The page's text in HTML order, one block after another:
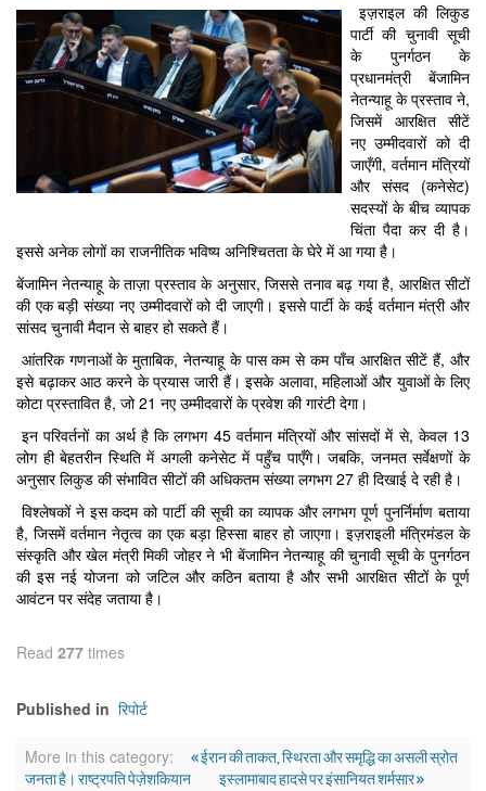
इज़राइल की लिकुड
पार्टी की चुनावी सूची
के पुनर्गठन के
प्रधानमंत्री बेंजामिन
नेतन्याहू के प्रस्ताव ने,
जिसमें आरक्षित सीटें
नए उम्मीदवारों को दी
जाएँगी, वर्तमान मंत्रियों
और संसद (कनेसेट)
सदस्यों के बीच व्यापक
चिंता पैदा कर दी है।
इससे अनेक लोगों का राजनीतिक भविष्य अनिश्चितता के घेरे में आ गया है।
बेंजामिन नेतन्याहू के ताज़ा प्रस्ताव के अनुसार, जिससे तनाव बढ़ गया है, आरक्षित सीटों
की एक बड़ी संख्या नए उम्मीदवारों को दी जाएगी। इससे पार्टी के कई वर्तमान मंत्री और
सांसद चुनावी मैदान से बाहर हो सकते हैं।
आंतरिक गणनाओं के मुताबिक, नेतन्याहू के पास कम से कम पाँच आरक्षित सीटें हैं, और
इसे बढ़ाकर आठ करने के प्रयास जारी हैं। इसके अलावा, महिलाओं और युवाओं के लिए
कोटा प्रस्तावित है, जो 21 नए उम्मीदवारों के प्रवेश की गारंटी देगा।
इन परिवर्तनों का अर्थ है कि लगभग 45 वर्तमान मंत्रियों और सांसदों में से, केवल 13
लोग ही बेहतरीन स्थिति में अगली कनेसेट में पहुँच पाएँगे। जबकि, जनमत सर्वेक्षणों के
अनुसार लिकुड की संभावित सीटों की अधिकतम संख्या लगभग 27 ही दिखाई दे रही है।
विश्लेषकों ने इस कदम को पार्टी की सूची का व्यापक और लगभग पूर्ण पुनर्निर्माण बताया
है, जिसमें वर्तमान नेतृत्व का एक बड़ा हिस्सा बाहर हो जाएगा। इज़राइली मंत्रिमंडल के
संस्कृति और खेल मंत्री मिकी जोहर ने भी बेंजामिन नेतन्याहू की चुनावी सूची के पुनर्गठन
की इस नई योजना को जटिल और कठिन बताया है और सभी आरक्षित सीटों के पूर्ण
आवंटन पर संदेह जताया है।
Read 277 times
Published in रिपोर्ट
More in this category:
« ईरान की ताकत, स्थिरता और समृद्धि का असली स्रोत
जनता है। राष्ट्रपति पेज़ेशकियान
इस्लामाबाद हादसे पर इंसानियत शर्मसार »